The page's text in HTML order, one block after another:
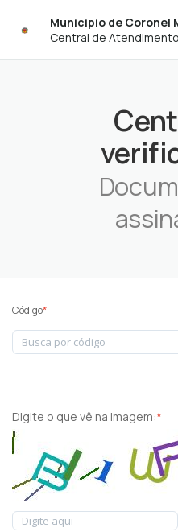
Municipio de Coronel
Central de Atendimento
Código*:
Digite o que vê na imagem:*